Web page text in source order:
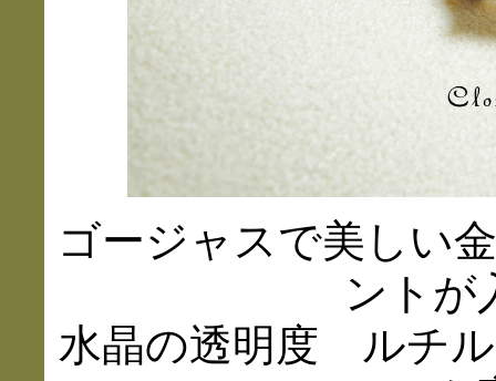
ゴージャスで美しい
ントが
水晶の透明度 ルチ